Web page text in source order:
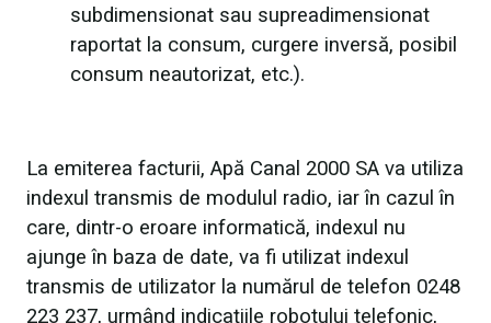
subdimensionat sau supreadimensionat
raportat la consum, curgere inversă, posibil
consum neautorizat, etc.).
La emiterea facturii, Apă Canal 2000 SA va utiliza
indexul transmis de modulul radio, iar în cazul în
care, dintr-o eroare informatică, indexul nu
ajunge în baza de date, va fi utilizat indexul
transmis de utilizator la numărul de telefon 0248
223 237, urmând indicațiile robotului telefonic,